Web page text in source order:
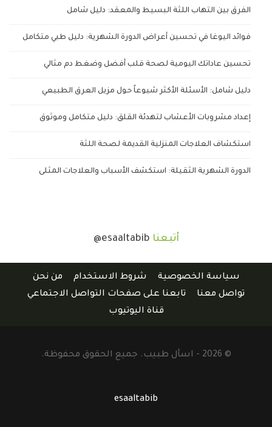
الفرق بين التهاب اللثة البسيط والمعقد: دليل شامل
فوائد اليوغا في تحسين أعراض الدورة الشهرية: دليل طبي متكامل
تحسين عاداتك اليومية لصحة قلب أفضل وضغط دم مثالي
دليل شامل: الأسئلة الأكثر شيوعاً حول مزيل العرق الطبيعي
إعداد مشروبات الأعشاب لتهدئة القلق: دليل متكامل وموثوق
استكشاف العلاجات المنزلية القديمة لصحة اللثة
الدورة الشهرية الثقيلة: استكشف الأسباب والعلاجات المثلى
أتبعنا @esaaltabib
سياسة الخصوصية شروط الاستخدام
من نحن
تواصل معنا
تابعنا على صفحات التواصل الاجتماعي
قناة اليوتيوب
© 2026 - اسأل طبيب. جميع الحقوق محفوظة.
esaaltabib